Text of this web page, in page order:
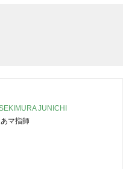
JUNICHI
マ指師